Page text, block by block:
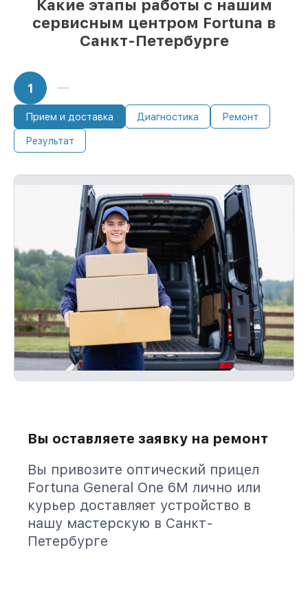
Какие этапы работы с нашим
сервисным центром Fortuna в
Санкт-Петербурге
1
Прием и доставка Диагностика Ремонт
Результат
Вы оставляете заявку на ремонт
Вы привозите оптический прицел
Fortuna General One 6M лично или
курьер доставляет устройство в
нашу мастерскую в Санкт-
Петербурге